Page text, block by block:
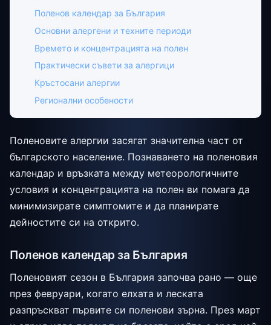
Поленов календар за България
Основни алергени и техните периоди
Времето и концентрацията на полен
Практически съвети за алергици
Кръстосани алергии
Регионални особености
Поленовите алергии засягат значителна част от
българското население. Познаването на поленовия
календар и връзката между метеорологичните
условия и концентрацията на полен ви помага да
минимизирате симптомите и да планирате
дейностите си на открито.
Поленов календар за България
Поленовият сезон в България започва рано — още
през февруари, когато елхата и леската
разпръскват първите си поленови зърна. През март